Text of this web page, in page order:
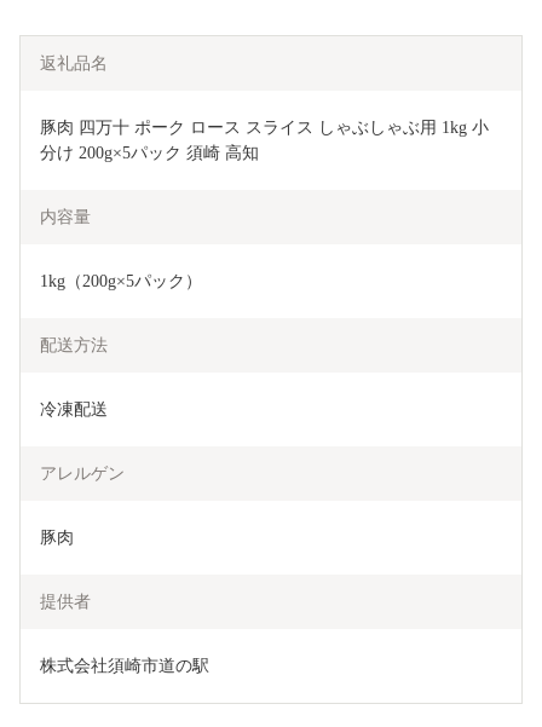
返礼品名
豚肉 四万十 ポーク ロース スライス しゃぶしゃぶ用 1kg 小
分け 200g×5パック 須崎 高知
内容量
1kg（200g×5パック）
配送方法
冷凍配送
アレルゲン
豚肉
提供者
株式会社須崎市道の駅